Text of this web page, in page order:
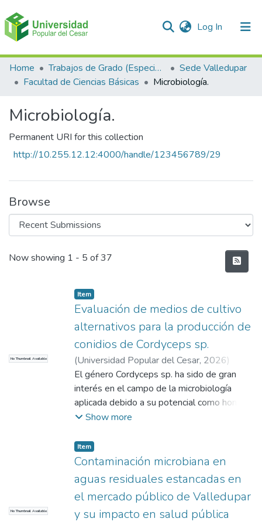
Log In (current)
Communities & Collections
Statistics
Home Trabajos de Grado (Especializaciones y Pregrados)
Sede Valledupar
Facultad de Ciencias Básicas
Microbiología.
Microbiología.
Permanent URI for this collection
http://10.255.12.12:4000/handle/123456789/29
Browse
Recent Submissions
Now showing 1 - 5 of 37
No Thumbnail Available
Item
Evaluación de medios de cultivo
alternativos para la producción de
conidios de Cordyceps sp.
(Universidad Popular del Cesar, 2026)
Tobias Orozco, Luz Sandys; Torres Najera,
Maria Jose
El género Cordyceps sp. ha sido de gran
interés en el campo de la microbiología
aplicada debido a su potencial como hongo
entomopatógeno capaz de invadir insectos
bioactivos en la agricultura, farmacéutica y
biotecnológica. En condiciones naturales, su
ciclo biológico depende de la infección y
colonización de insectos hospedadores,
donde genera estructuras reproductivas
como los conidios, fundamentales para su
Show more
No Thumbnail Available
Item
Contaminación microbiana en
aguas residuales estancadas en
el mercado público de Valledupar
y su impacto en salud pública